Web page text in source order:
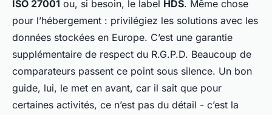
ISO 27001 ou, si besoin, le label HDS. Même chose
pour l’hébergement : privilégiez les solutions avec les
données stockées en Europe. C’est une garantie
supplémentaire de respect du R.G.P.D. Beaucoup de
comparateurs passent ce point sous silence. Un bon
guide, lui, le met en avant, car il sait que pour
certaines activités, ce n’est pas du détail - c’est la